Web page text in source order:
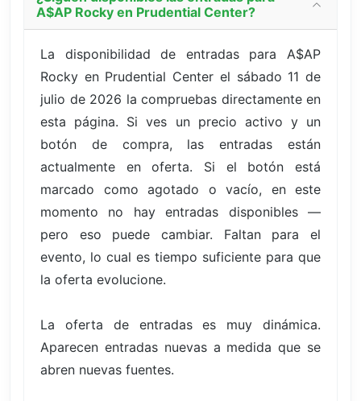
A$AP Rocky en Prudential Center?
La disponibilidad de entradas para A$AP
Rocky en Prudential Center el sábado 11 de
julio de 2026 la compruebas directamente en
esta página. Si ves un precio activo y un
botón de compra, las entradas están
actualmente en oferta. Si el botón está
marcado como agotado o vacío, en este
momento no hay entradas disponibles —
pero eso puede cambiar. Faltan para el
evento, lo cual es tiempo suficiente para que
la oferta evolucione.
La oferta de entradas es muy dinámica.
Aparecen entradas nuevas a medida que se
abren nuevas fuentes.